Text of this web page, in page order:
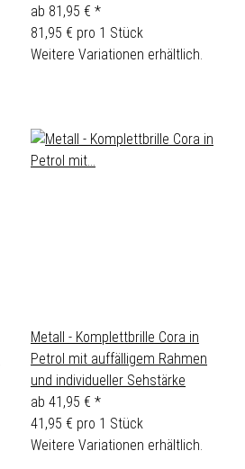
ab 81,95 € *
81,95 € pro 1 Stück
Weitere Variationen erhältlich.
Metall - Komplettbrille Cora in
Petrol mit auffälligem Rahmen
und individueller Sehstärke
ab 41,95 € *
41,95 € pro 1 Stück
Weitere Variationen erhältlich.